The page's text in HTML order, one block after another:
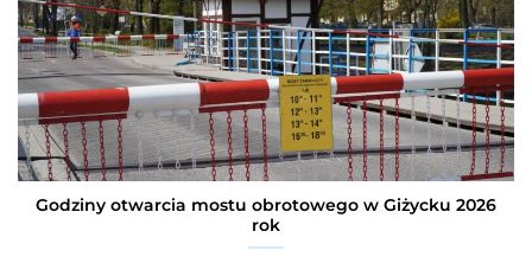
Godziny otwarcia mostu obrotowego w Giżycku 2026
rok